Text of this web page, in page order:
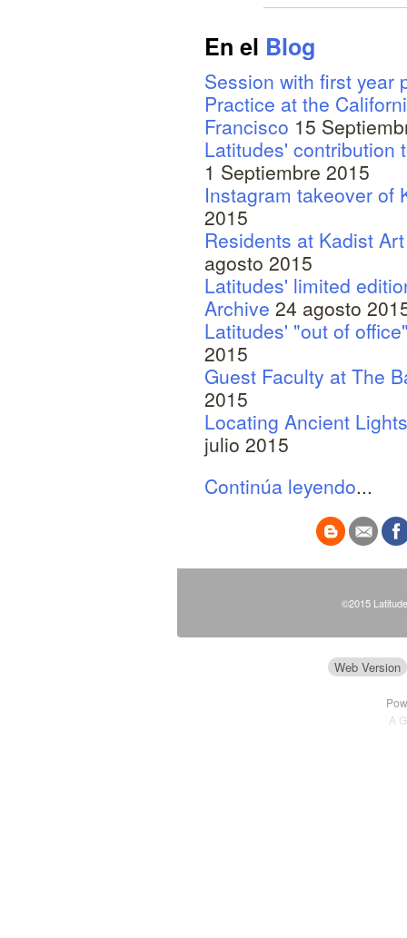
En el Blog
Session with first year
Practice at the
Francisco 15
Latitudes' contribution
1 Septiembre 2015
Instagram takeover of
2015
Residents at Kadist
agosto 2015
Latitudes' limited
Archive 24 agosto
Latitudes' "out of
2015
Guest Faculty at The
2015
Locating Ancient
julio 2015
Continúa leyendo...
©2015
Web Version
A